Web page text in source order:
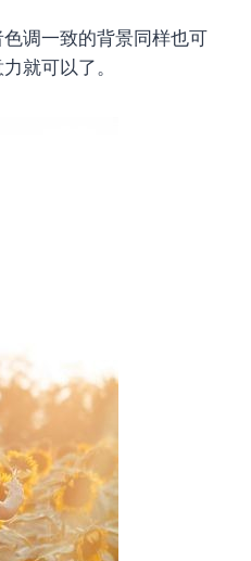
调一致的背景同样也可
就可以了。